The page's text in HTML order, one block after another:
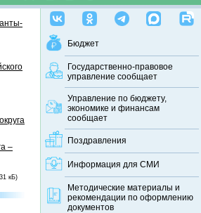
Бюджет
Государственно-правовое
управление сообщает
Управление по бюджету,
экономике и финансам
сообщает
Поздравления
Информация для СМИ
Методические материалы и
рекомендации по оформлению
документов
–
кБ)